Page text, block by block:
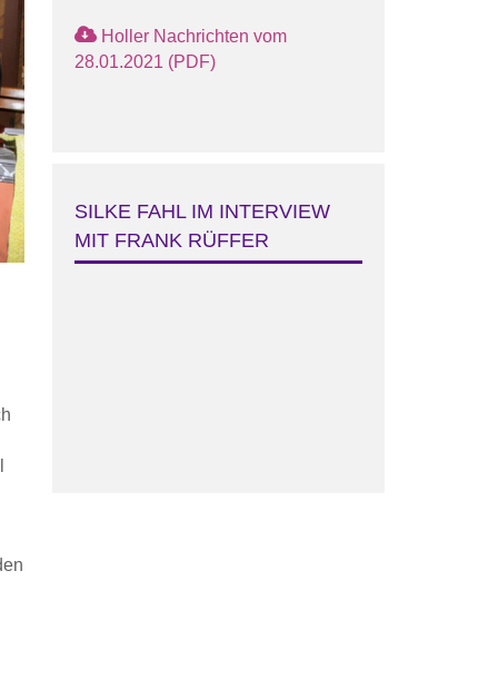
Holler Nachrichten vom
28.01.2021 (PDF)
SILKE FAHL IM INTERVIEW
MIT FRANK RÜFFER